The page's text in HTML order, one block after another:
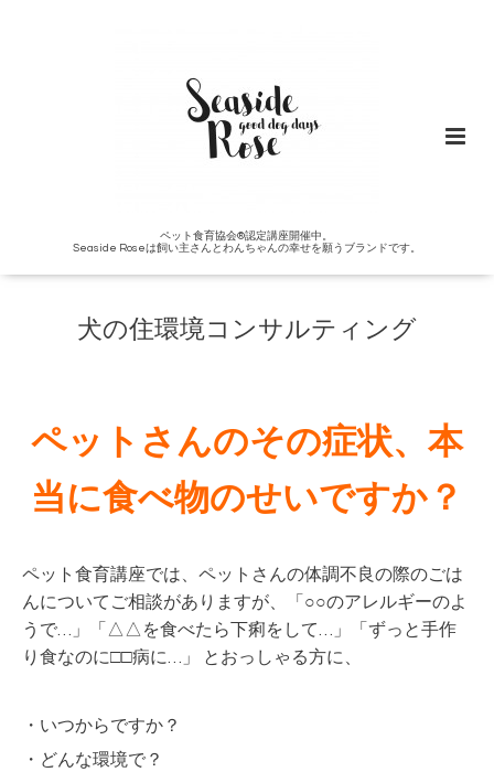
ペット食育協会®︎認定講座開催中。
Seaside Roseは飼い主さんとわんちゃんの幸せを願うブランドです。
犬の住環境コンサルティング
ペットさんのその症状、本
当に食べ物のせいですか？
ペット食育講座では、ペットさんの体調不良の際のごは
んについてご相談がありますが、「○○のアレルギーのよ
うで…」「△△を食べたら下痢をして…」「ずっと手作
り食なのに□□病に…」 とおっしゃる方に、
・いつからですか？
・どんな環境で？